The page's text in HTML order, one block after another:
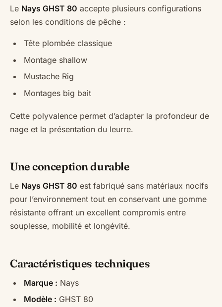
Le Nays GHST 80 accepte plusieurs configurations
selon les conditions de pêche :
Tête plombée classique
Montage shallow
Mustache Rig
Montages big bait
Cette polyvalence permet d’adapter la profondeur de
nage et la présentation du leurre.
Une conception durable
Le Nays GHST 80 est fabriqué sans matériaux nocifs
pour l’environnement tout en conservant une gomme
résistante offrant un excellent compromis entre
souplesse, mobilité et longévité.
Caractéristiques techniques
Marque : Nays
Modèle : GHST 80